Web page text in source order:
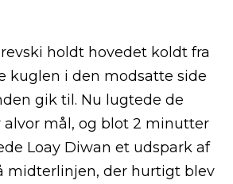
holdt hovedet koldt fra
kuglen i den modsatte side
gik til. Nu lugtede de
alvor mål, og blot 2 minutter
Loay Diwan et udspark af
midterlinjen, der hurtigt blev